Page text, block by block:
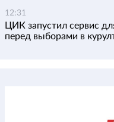
12:31
ЦИК запустил сервис
перед выборами в